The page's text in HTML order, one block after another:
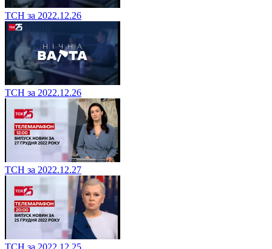
ТСН за 2022.12.26
ТСН за 2022.12.26
ТСН за 2022.12.27
ТСН за 2022.12.25